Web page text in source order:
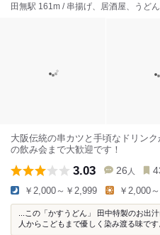
田無駅 161m / 串揚げ、居酒屋、うどん
大阪伝統の串カツと手頃なドリン
の飲み会まで大歓迎です！
3.03 26 人
￥2,000～￥2,999 ￥2,000
...この「かすうどん」 田中特製のお出
人からこどもまで優しく染み渡る味です